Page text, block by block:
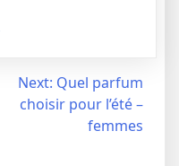
Next: Quel parfum
choisir pour l’été –
femmes